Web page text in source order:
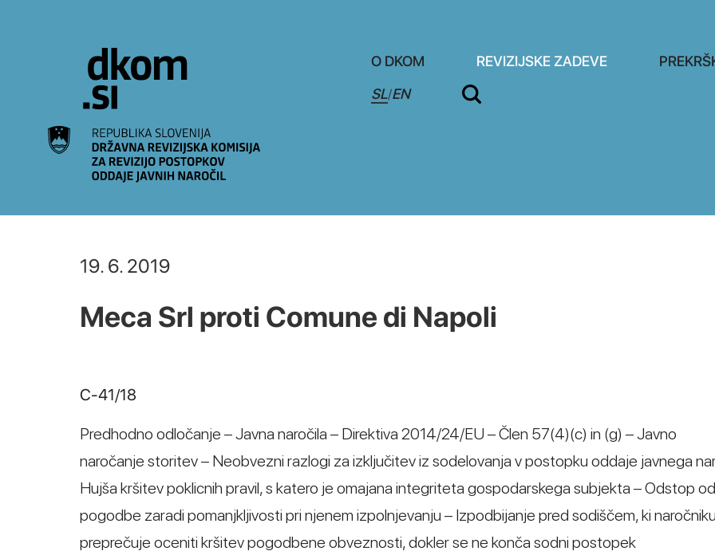
O DKOM REVIZIJSKE ZADEVE
SL/EN
19. 6. 2019
Meca Srl proti Comune di Napoli
C‑41/18
Predhodno odločanje – Javna naročila – Direktiva 2014/24/EU – Člen 57(4)(c) in (g) – Javno
naročanje storitev – Neobvezni razlogi za izključitev iz sodelovanja v postopku oddaje javnega
Hujša kršitev poklicnih pravil, s katero je omajana integriteta gospodarskega subjekta – Odstop
pogodbe zaradi pomanjkljivosti pri njenem izpolnjevanju – Izpodbijanje pred sodiščem, ki naročniku
preprečuje oceniti kršitev pogodbene obveznosti, dokler se ne konča sodni postopek